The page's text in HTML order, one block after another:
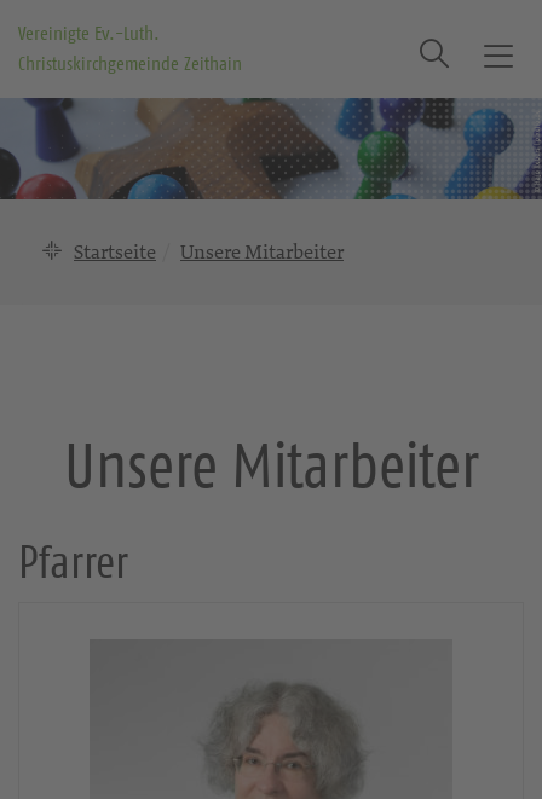
Vereinigte Ev.-Luth.
Christuskirchgemeinde Zeithain
T
o
g
g
Suche
Startseite Unsere Mitarbeiter
Unsere Mitarbeiter
Pfarrer